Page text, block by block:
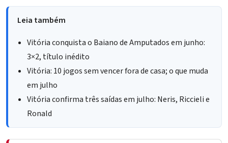
Leia também
Vitória conquista o Baiano de Amputados em junho:
3×2, título inédito
Vitória: 10 jogos sem vencer fora de casa; o que muda
em julho
Vitória confirma três saídas em julho: Neris, Riccieli e
Ronald